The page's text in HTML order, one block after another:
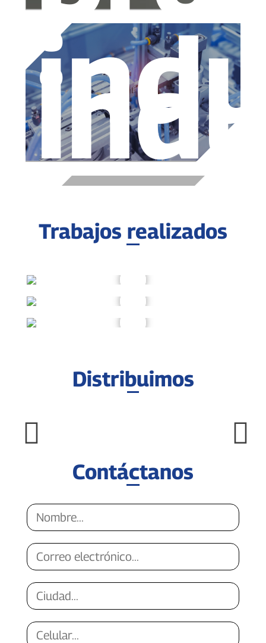
Trabajos realizados
Distribuimos
Contáctanos